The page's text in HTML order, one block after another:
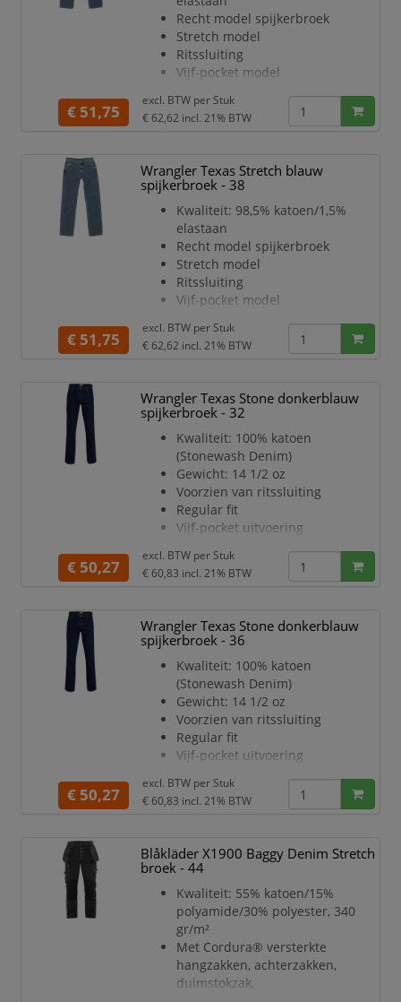
Recht model spijkerbroek
Stretch model
Ritssluiting
Vijf-pocket model
Kleur: blauw
Lengtemaat: 34
€ 51,75
excl. BTW per Stuk
€ 62,62 incl. 21% BTW
Wrangler Texas Stretch blauw
spijkerbroek - 38
Kwaliteit: 98,5% katoen/1,5%
elastaan
Recht model spijkerbroek
Stretch model
Ritssluiting
Vijf-pocket model
Kleur: blauw
Lengtemaat: 34
€ 51,75
excl. BTW per Stuk
€ 62,62 incl. 21% BTW
Wrangler Texas Stone donkerblauw
spijkerbroek - 32
Kwaliteit: 100% katoen
(Stonewash Denim)
Gewicht: 14 1/2 oz
Voorzien van ritssluiting
Regular fit
Vijf-pocket uitvoering
Optimale pasvorm
Kleur: donkerblauw
€ 50,27
excl. BTW per Stuk
€ 60,83 incl. 21% BTW
Wrangler Texas Stone donkerblauw
spijkerbroek - 36
Kwaliteit: 100% katoen
(Stonewash Denim)
Gewicht: 14 1/2 oz
Voorzien van ritssluiting
Regular fit
Vijf-pocket uitvoering
Optimale pasvorm
Kleur: donkerblauw
€ 50,27
excl. BTW per Stuk
€ 60,83 incl. 21% BTW
Blåkläder X1900 Baggy Denim Stretch
broek - 44
Kwaliteit: 55% katoen/15%
polyamide/30% polyester, 340
gr/m²
Met Cordura® versterkte
hangzakken, achterzakken,
duimstokzak,